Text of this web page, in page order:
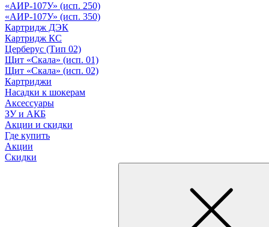
«АИР-107У» (исп. 250)
«АИР-107У» (исп. 350)
Картридж ДЭК
Картридж КС
Церберус (Тип 02)
Щит «Скала» (исп. 01)
Щит «Скала» (исп. 02)
Картриджи
Насадки к шокерам
Аксессуары
ЗУ и АКБ
Акции и скидки
Где купить
Акции
Скидки